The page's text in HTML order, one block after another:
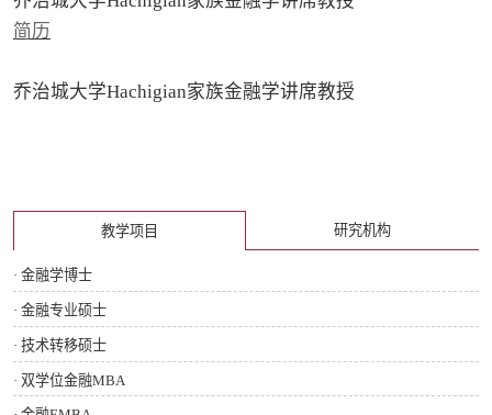
简历
乔治城大学Hachigian家族金融学讲席教授
教学项目 研究机构
· 金融学博士
· 金融专业硕士
· 技术转移硕士
· 双学位金融MBA